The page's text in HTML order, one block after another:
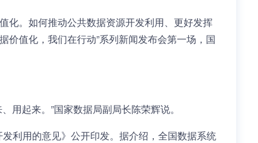
化。如何推动公共数据资源开发利用、更好发挥
价值化，我们在行动”系列新闻发布会第一场，国
用起来。”国家数据局副局长陈荣辉说。
利用的意见》公开印发。据介绍，全国数据系统